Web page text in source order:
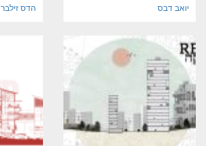
יואב דבס הדס זילבר